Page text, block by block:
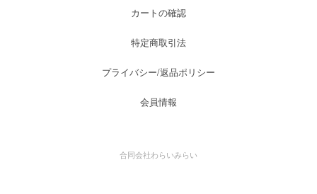
カートの確認
特定商取引法
プライバシー/返品ポリシー
会員情報
合同会社わらいみらい